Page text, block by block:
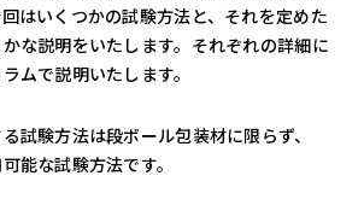
はいくつかの試験方法と、それを定めた
な説明をいたします。それぞれの詳細に
ムで説明いたします。
試験方法は段ボール包装材に限らず、
能な試験方法です。